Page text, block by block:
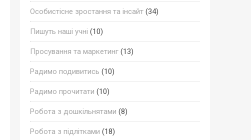
Особистісне зростання та інсайт(34)
Пишуть наші учні (10)
Просування та маркетинг(13)
Радимо подивитись (10)
Радимо прочитати (10)
Робота з дошкільнятами (8)
Робота з підлітками (18)